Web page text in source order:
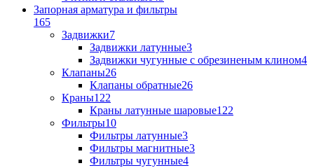
Запорная арматура и фильтры
165
Задвижки7
Задвижки латунные3
Задвижки чугунные с обрезиненым клином4
Клапаны26
Клапаны обратные26
Краны122
Краны латунные шаровые122
Фильтры10
Фильтры латунные3
Фильтры магнитные3
Фильтры чугунные4